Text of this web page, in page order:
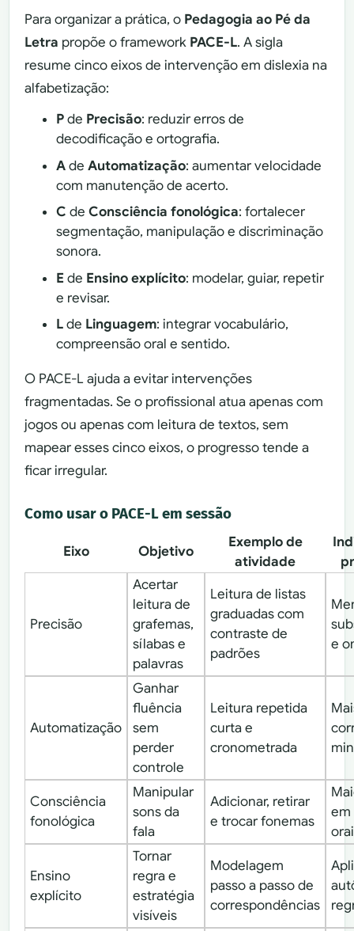
Para organizar a prática, o Pedagogia ao Pé da
Letra propõe o framework PACE-L. A sigla
resume cinco eixos de intervenção em dislexia na
alfabetização:
Pde Precisão: reduzir erros de
decodificação e ortografia.
AdeAutomatização: aumentar velocidade
com manutenção de acerto.
C deConsciência fonológica: fortalecer
segmentação, manipulação e discriminação
sonora.
E de Ensino explícito: modelar, guiar, repetir
e revisar.
Lde Linguagem: integrar vocabulário,
compreensão oral e sentido.
O PACE-L ajuda a evitar intervenções
fragmentadas. Se o profissional atua apenas com
jogos ou apenas com leitura de textos, sem
mapear esses cinco eixos, o progresso tende a
ficar irregular.
Como usar o PACE-L em sessão
Eixo Objetivo
Exemplo de
atividade
Precisão
Acertar
leitura de
grafemas,
sílabas e
palavras
Leitura de listas
graduadas com
contraste de
padrões
e
Automatização
Ganhar
fluência
sem
perder
controle
Leitura repetida
curta e
cronometrada
Consciência
fonológica
Manipular
sons da
fala
Adicionar, retirar
e trocar fonemas
em
Ensino
explícito
Tornar
regra e
estratégia
visíveis
Modelagem
passo a passo de
correspondências